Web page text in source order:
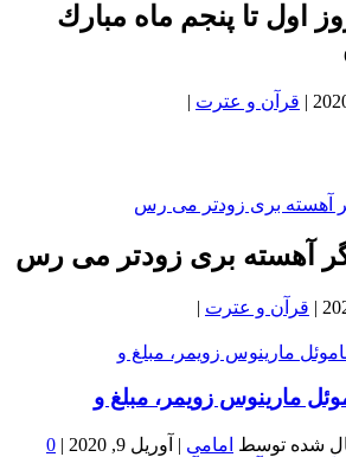
اول تا پنجم ماه مبارك
| قرآن و عترت |
آهسته بری زودتر می رس
| قرآن و عترت |
مارینوس زویمر، مبلغ و
شده توسط امامی | آوریل 9, 2020 |
0